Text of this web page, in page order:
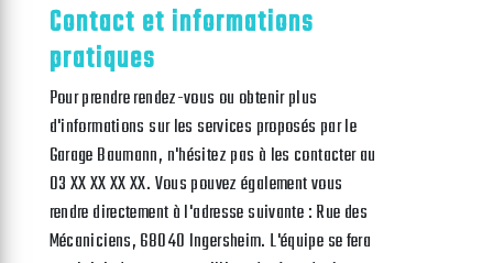
Contact et informations
pratiques
Pour prendre rendez-vous ou obtenir plus
d'informations sur les services proposés par le
Garage Baumann, n'hésitez pas à les contacter au
03 XX XX XX XX. Vous pouvez également vous
rendre directement à l'adresse suivante : Rue des
Mécaniciens, 68040 Ingersheim. L'équipe se fera